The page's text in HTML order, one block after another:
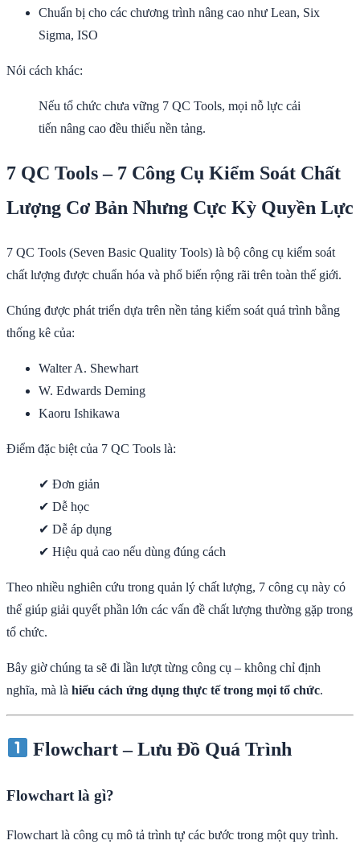
Chuẩn bị cho các chương trình nâng cao như Lean, Six
Sigma, ISO
Nói cách khác:
Nếu tổ chức chưa vững 7 QC Tools, mọi nỗ lực cải
tiến nâng cao đều thiếu nền tảng.
7 QC Tools – 7 Công Cụ Kiểm Soát Chất
Lượng Cơ Bản Nhưng Cực Kỳ Quyền Lực
7 QC Tools (Seven Basic Quality Tools) là bộ công cụ kiểm soát
chất lượng được chuẩn hóa và phổ biến rộng rãi trên toàn thế giới.
Chúng được phát triển dựa trên nền tảng kiểm soát quá trình bằng
thống kê của:
Walter A. Shewhart
W. Edwards Deming
Kaoru Ishikawa
Điểm đặc biệt của 7 QC Tools là:
✔ Đơn giản
✔ Dễ học
✔ Dễ áp dụng
✔ Hiệu quả cao nếu dùng đúng cách
Theo nhiều nghiên cứu trong quản lý chất lượng, 7 công cụ này có
thể giúp giải quyết phần lớn các vấn đề chất lượng thường gặp trong
tổ chức.
Bây giờ chúng ta sẽ đi lần lượt từng công cụ – không chỉ định
nghĩa, mà là hiểu cách ứng dụng thực tế trong mọi tổ chức.
Flowchart – Lưu Đồ Quá Trình
Flowchart là gì?
Flowchart là công cụ mô tả trình tự các bước trong một quy trình.